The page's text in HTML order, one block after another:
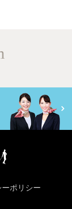
ポリシー